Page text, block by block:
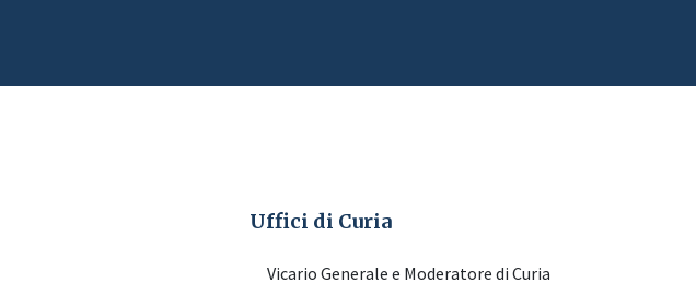
Uffici di Curia
Vicario Generale e Moderatore di Curia